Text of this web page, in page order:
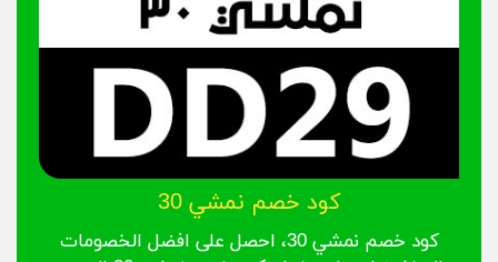
كود خصم نمشي 30
كود خصم نمشي 30، احصل على افضل الخصومات